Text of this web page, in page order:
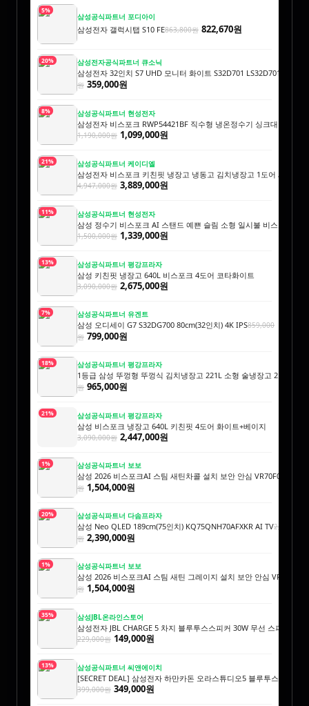
5%
삼성공식파트너 포디아이
삼성전자 갤럭시탭 S10 FE863,800원 822,670원
20% 삼성전자공식파트너 큐소닉
삼성전자 32인치 S7 UHD 모니터 화이트 S32D701 LS32D701EAKXKR
원 359,000원
8% 삼성공식파트너 현성전자
삼성전자 비스포크 RWP54421BF 직수형 냉온정수기 싱크대 빌트인
1,190,000원 1,099,000원
21% 삼성공식파트너 케이디엘
삼성전자 비스포크 키친핏 냉장고 냉동고 김치냉장고 1도어 세트 오
4,947,000원 3,889,000원
11% 삼성공식파트너 현성전자
삼성 정수기 비스포크 AI 스탠드 예쁜 슬림 소형 일시불 비스코프 직
1,500,000원 1,339,000원
13% 삼성공식파트너 평강프라자
삼성 키친핏 냉장고 640L 비스포크 4도어 코타화이트
3,090,000원 2,675,000원
7% 삼성공식파트너 유겐트
삼성 오디세이 G7 S32DG700 80cm(32인치) 4K IPS859,000
원 799,000원
18% 삼성공식파트너 평강프라자
1등급 삼성 뚜껑형 뚜껑식 김치냉장고 221L 소형 술냉장고 2도어 세
원 965,000원
21% 삼성공식파트너 평강프라자
삼성 비스포크 냉장고 640L 키친핏 4도어 화이트+베이지
3,090,000원 2,447,000원
1% 삼성공식파트너 보보
삼성 2026 비스포크AI 스팀 새틴차콜 설치 보안 안심 VR70F00AGH
원 1,504,000원
20% 삼성공식파트너 다솜프라자
삼성 Neo QLED 189cm(75인치) KQ75QNH70AFXKR AI TV2,990,000
원 2,390,000원
1% 삼성공식파트너 보보
삼성 2026 비스포크AI 스팀 새틴 그레이지 설치 보안 안심
원 1,504,000원
35% 삼성JBL온라인스토어
삼성전자 JBL CHARGE 5 차지 블루투스스피커 30W 무선 스피커
229,000원 149,000원
13% 삼성공식파트너 씨앤에이치
[SECRET DEAL] 삼성전자 하만카돈 오라스튜디오5 블루투스스피커
399,000원 349,000원